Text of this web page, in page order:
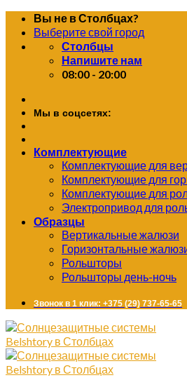
Skip
content
Вы не в Столбцах?
Выберите свой город
Столбцы
Напишите нам
08:00 - 20:00
Мы в соцсетях:
Комплектующие
Комплектующие для
Комплектующие для
Комплектующие для
Электропривод для
Образцы
Вертикальные жалюзи
Горизонтальные
Рольшторы
Рольшторы день-ночь
Звонок в 1 клик: +375 (29) 737-65-65